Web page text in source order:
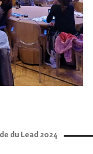
du Lead 2024